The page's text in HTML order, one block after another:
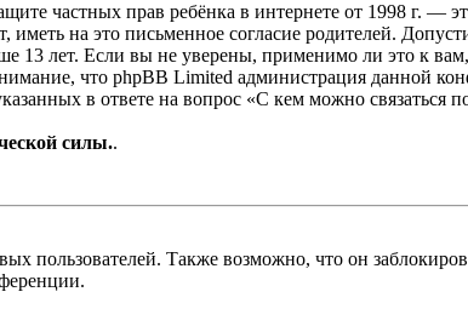
частных прав ребёнка в интернете от 1998 г.
на это письменное согласие родителей.
13 лет. Если вы не уверены, применимо ли это к
что phpBB Limited администрация данной
в ответе на вопрос «С кем можно связаться
силы..
пользователей. Также возможно, что он